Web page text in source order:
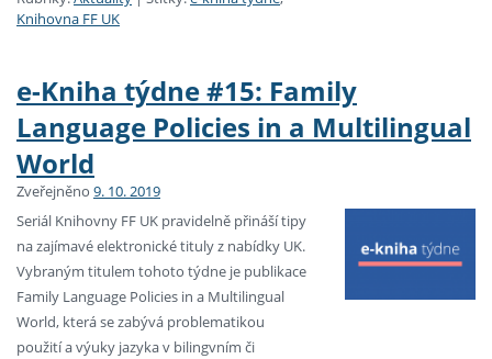
Knihovna FF UK
e-Kniha týdne #15: Family
Language Policies in a Multilingual
World
Zveřejněno 9. 10. 2019
Seriál Knihovny FF UK pravidelně přináší tipy
na zajímavé elektronické tituly z nabídky UK.
Vybraným titulem tohoto týdne je publikace
Family Language Policies in a Multilingual
World, která se zabývá problematikou
použití a výuky jazyka v bilingvním či